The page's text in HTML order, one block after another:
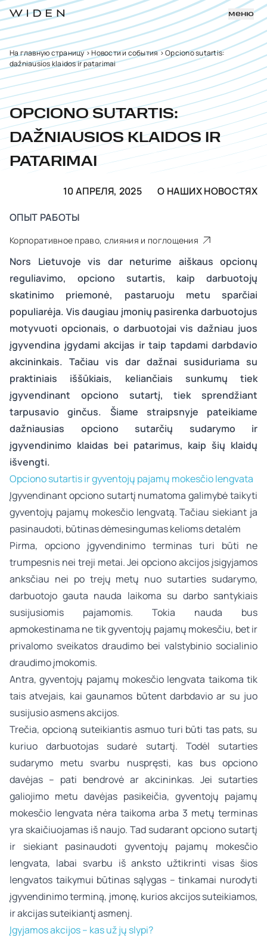
меню
На главную страницу>Новости и события>Opciono sutartis:
dažniausios klaidos ir patarimai
OPCIONO SUTARTIS:
DAŽNIAUSIOS KLAIDOS IR
PATARIMAI
10 АПРЕЛЯ, 2025
О НАШИХ НОВОСТЯХ
ОПЫТ РАБОТЫ
Корпоративное право, слияния и поглощения
Nors Lietuvoje vis dar neturime aiškaus opcionų
reguliavimo, opciono sutartis, kaip darbuotojų
skatinimo priemonė, pastaruoju metu sparčiai
populiarėja. Vis daugiau įmonių pasirenka darbuotojus
motyvuoti opcionais, o darbuotojai vis dažniau juos
įgyvendina įgydami akcijas ir taip tapdami darbdavio
akcininkais. Tačiau vis dar dažnai susiduriama su
praktiniais iššūkiais, keliančiais sunkumų tiek
įgyvendinant opciono sutartį, tiek sprendžiant
tarpusavio ginčus. Šiame straipsnyje pateikiame
dažniausias opciono sutarčių sudarymo ir
įgyvendinimo klaidas bei patarimus, kaip šių klaidų
išvengti.
Opciono sutartis ir gyventojų pajamų mokesčio lengvata
Įgyvendinant opciono sutartį numatoma galimybė taikyti
gyventojų pajamų mokesčio lengvatą. Tačiau siekiant ja
pasinaudoti, būtinas dėmesingumas kelioms detalėm
Pirma, opciono įgyvendinimo terminas turi būti ne
trumpesnis nei treji metai. Jei opciono akcijos įsigyjamos
anksčiau nei po trejų metų nuo sutarties sudarymo,
darbuotojo gauta nauda laikoma su darbo santykiais
susijusiomis pajamomis. Tokia nauda bus
apmokestinama ne tik gyventojų pajamų mokesčiu, bet ir
privalomo sveikatos draudimo bei valstybinio socialinio
draudimo įmokomis.
Antra, gyventojų pajamų mokesčio lengvata taikoma tik
tais atvejais, kai gaunamos būtent darbdavio ar su juo
susijusio asmens akcijos.
Trečia, opcioną suteikiantis asmuo turi būti tas pats, su
kuriuo darbuotojas sudarė sutartį. Todėl sutarties
sudarymo metu svarbu nuspręsti, kas bus opciono
davėjas – pati bendrovė ar akcininkas. Jei sutarties
galiojimo metu davėjas pasikeičia, gyventojų pajamų
mokesčio lengvata nėra taikoma arba 3 metų terminas
yra skaičiuojamas iš naujo. Tad sudarant opciono sutartį
ir siekiant pasinaudoti gyventojų pajamų mokesčio
lengvata, labai svarbu iš anksto užtikrinti visas šios
lengvatos taikymui būtinas sąlygas – tinkamai nurodyti
įgyvendinimo terminą, įmonę, kurios akcijos suteikiamos,
ir akcijas suteikiantį asmenį.
Įgyjamos akcijos – kas už jų slypi?